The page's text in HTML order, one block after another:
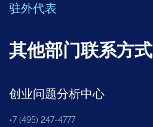
驻外代表
其他部门联系方式
创业问题分析中心
+7 (495) 247-4777